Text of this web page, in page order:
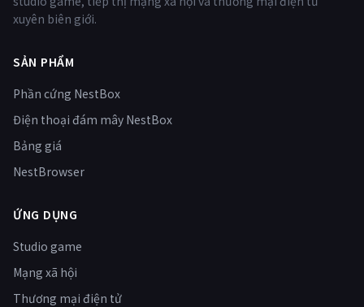
xuyên biên giới.
SẢN PHẨM
Phần cứng NestBox
Điện thoại đám mây NestBox
Bảng giá
NestBrowser
ỨNG DỤNG
Studio game
Mạng xã hội
Thương mại điện tử